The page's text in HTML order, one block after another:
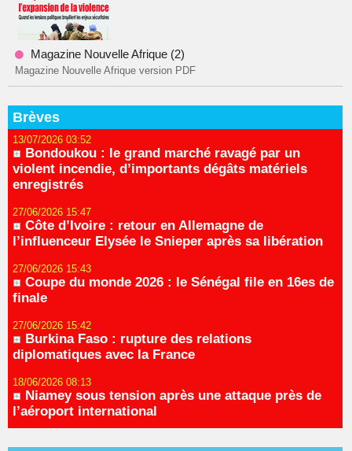
Magazine Nouvelle Afrique (2)
Magazine Nouvelle Afrique version PDF
Brèves
13/07/2026 03:52
Bondoukou : le grand marché ravagé par un
violent incendie, d’importants dégâts matériels
enregistrés
27/06/2026 15:47
Côte d’Ivoire : retour en Allemagne de
l’influenceur Elysée le Snieper après sa libération
27/06/2026 15:43
Coupe du monde 2026 : le Sénégal file en 16es de
finale
27/06/2026 15:42
Burkina Faso : rupture des relations
diplomatiques avec la France
18/06/2026 08:13
Niamey sous tension après une attaque près de
l’aéroport international